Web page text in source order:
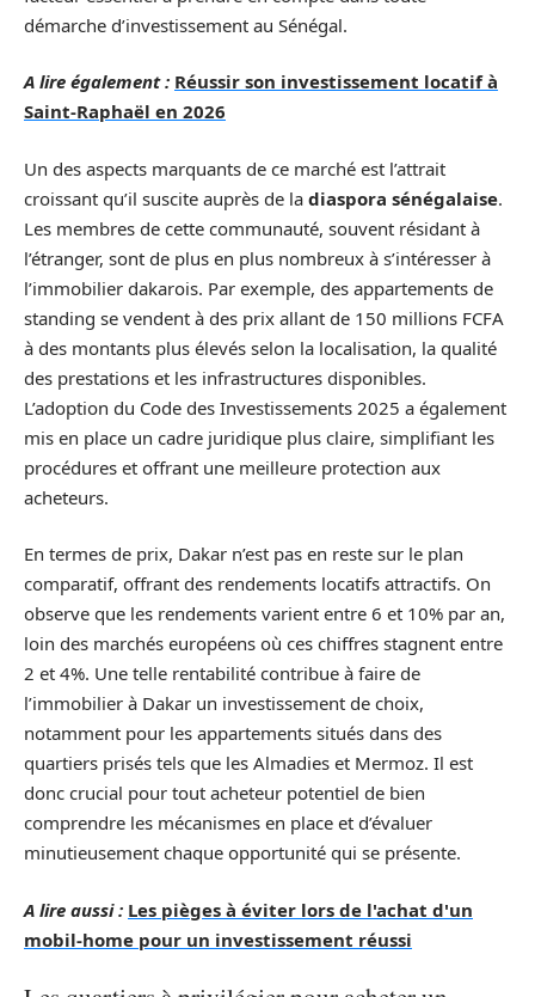
démarche d’investissement au Sénégal.
A lire également : Réussir son investissement locatif à
Saint-Raphaël en 2026
Un des aspects marquants de ce marché est l’attrait
croissant qu’il suscite auprès de la diaspora sénégalaise.
Les membres de cette communauté, souvent résidant à
l’étranger, sont de plus en plus nombreux à s’intéresser à
l’immobilier dakarois. Par exemple, des appartements de
standing se vendent à des prix allant de 150 millions FCFA
à des montants plus élevés selon la localisation, la qualité
des prestations et les infrastructures disponibles.
L’adoption du Code des Investissements 2025 a également
mis en place un cadre juridique plus claire, simplifiant les
procédures et offrant une meilleure protection aux
acheteurs.
En termes de prix, Dakar n’est pas en reste sur le plan
comparatif, offrant des rendements locatifs attractifs. On
observe que les rendements varient entre 6 et 10% par an,
loin des marchés européens où ces chiffres stagnent entre
2 et 4%. Une telle rentabilité contribue à faire de
l’immobilier à Dakar un investissement de choix,
notamment pour les appartements situés dans des
quartiers prisés tels que les Almadies et Mermoz. Il est
donc crucial pour tout acheteur potentiel de bien
comprendre les mécanismes en place et d’évaluer
minutieusement chaque opportunité qui se présente.
A lire aussi : Les pièges à éviter lors de l'achat d'un
mobil-home pour un investissement réussi